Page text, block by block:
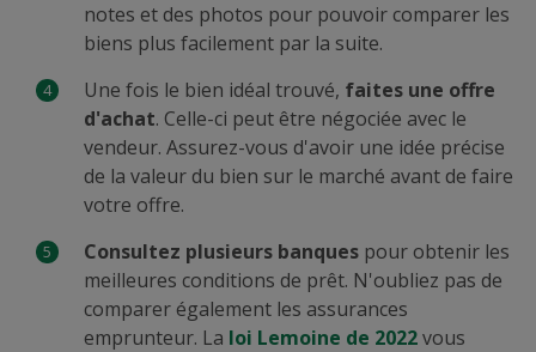
notes et des photos pour pouvoir comparer les
biens plus facilement par la suite.
Une fois le bien idéal trouvé, faites une offre
d'achat. Celle-ci peut être négociée avec le
vendeur. Assurez-vous d'avoir une idée précise
de la valeur du bien sur le marché avant de faire
votre offre.
Consultez plusieurs banques pour obtenir les
meilleures conditions de prêt. N'oubliez pas de
comparer également les assurances
emprunteur. La loi Lemoine de 2022vous